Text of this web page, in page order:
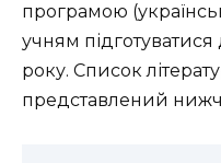
програмою
учням
року. Список
представлений